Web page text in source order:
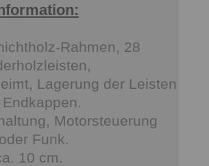
Rahmen, 28
Lagerung der Leisten
Motorsteuerung
Funk.
10 cm.